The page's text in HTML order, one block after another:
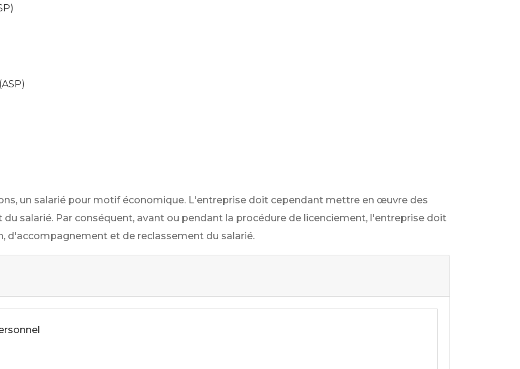
un salarié pour motif économique. L'entreprise doit cependant mettre en œuvre des
salarié. Par conséquent, avant ou pendant la procédure de licenciement, l'entreprise doit
d'accompagnement et de reclassement du salarié.